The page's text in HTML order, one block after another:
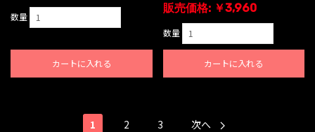
数量
カートに入れる
販売価格: ￥3,960
数量
カートに入れる
1 2 3 次へ